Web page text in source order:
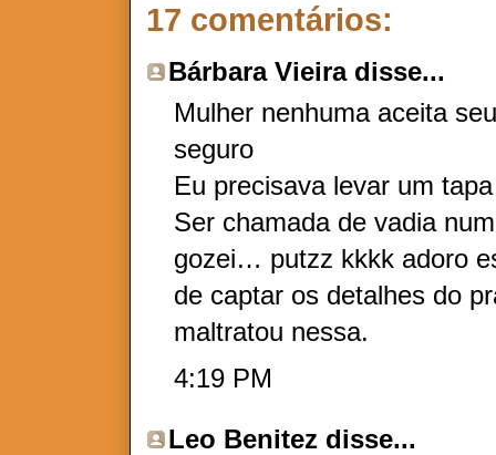
17 comentários:
Bárbara Vieiradisse...
Mulher nenhuma aceita
seguro
Eu precisava levar um
Ser chamada de vadia
gozei… putzz kkkk adoro
de captar os detalhes do
maltratou nessa.
4:19 PM
Leo Benitez disse...